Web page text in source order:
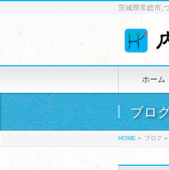
茨城県常総市,
ホーム
ブロ
HOME » ブログ »